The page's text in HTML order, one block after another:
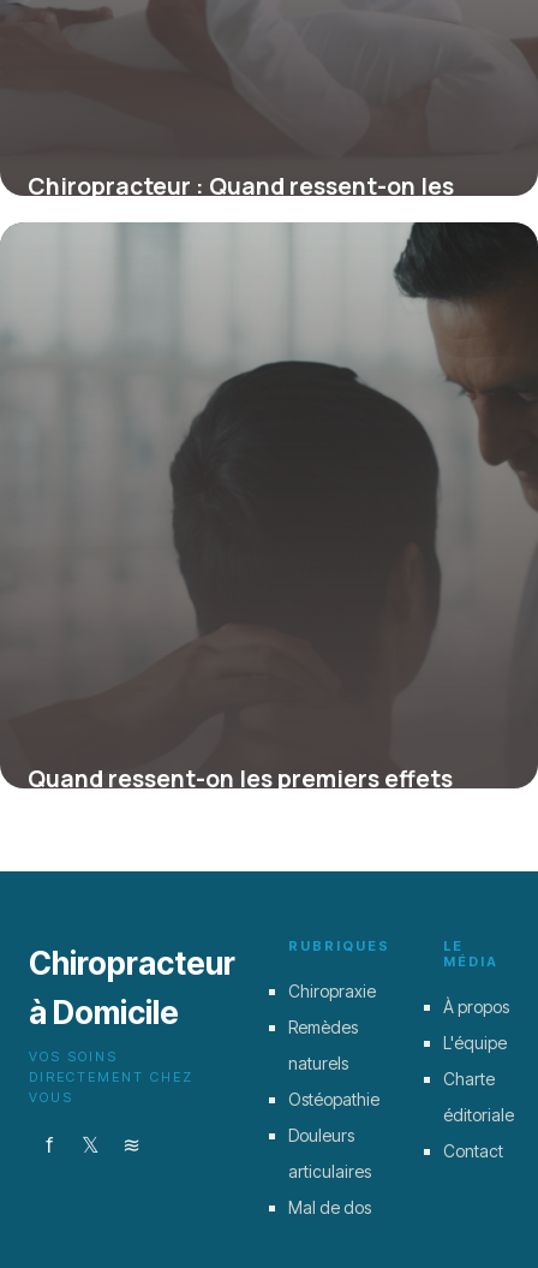
Chiropracteur : Quand ressent-on les
premiers effets d’une séance ?
Quand ressent-on les premiers effets
Chiropracteur
à Domicile
VOS SOINS
DIRECTEMENT CHEZ
VOUS
f 𝕏 ≋
RUBRIQUES
Chiropraxie
Remèdes
naturels
Ostéopathie
Douleurs
articulaires
Mal de dos
LE
MÉDIA
À propos
L'équipe
Charte
éditoriale
Contact